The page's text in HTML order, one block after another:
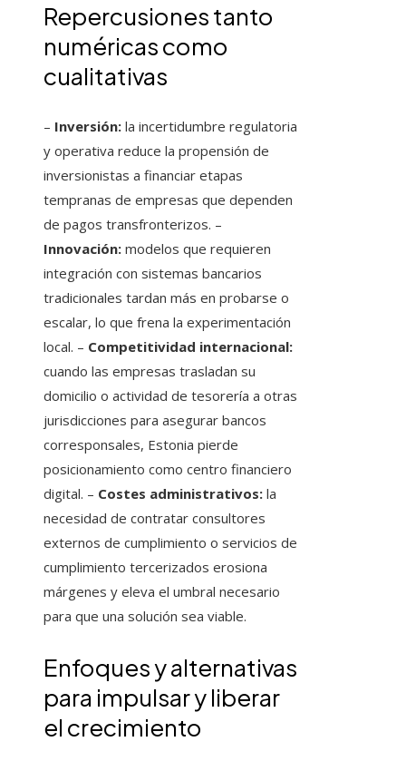
Repercusiones tanto
numéricas como
cualitativas
– Inversión: la incertidumbre regulatoria
y operativa reduce la propensión de
inversionistas a financiar etapas
tempranas de empresas que dependen
de pagos transfronterizos. –
Innovación: modelos que requieren
integración con sistemas bancarios
tradicionales tardan más en probarse o
escalar, lo que frena la experimentación
local. – Competitividad internacional:
cuando las empresas trasladan su
domicilio o actividad de tesorería a otras
jurisdicciones para asegurar bancos
corresponsales, Estonia pierde
posicionamiento como centro financiero
digital. – Costes administrativos: la
necesidad de contratar consultores
externos de cumplimiento o servicios de
cumplimiento tercerizados erosiona
márgenes y eleva el umbral necesario
para que una solución sea viable.
Enfoques y alternativas
para impulsar y liberar
el crecimiento